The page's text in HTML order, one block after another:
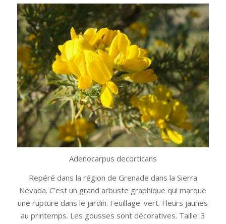
Adenocarpus decorticans
Repéré dans la région de Grenade dans la Sierra
Nevada. C’est un grand arbuste graphique qui marque
une rupture dans le jardin. Feuillage: vert. Fleurs jaunes
au printemps. Les gousses sont décoratives. Taille: 3